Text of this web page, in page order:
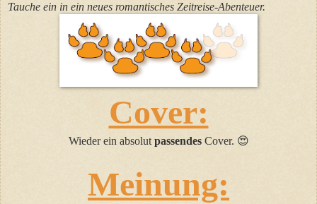
Tauche ein in ein neues romantisches Zeitreise-Abenteuer.
Cover:
Wieder ein absolutpassendes Cover. 😍
Meinung: